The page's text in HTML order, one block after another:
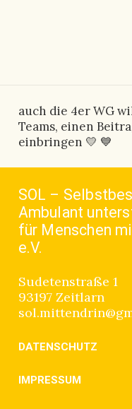
auch die 4er WG
Teams, einen
einbringen 💛 💙
SOL –
Ambulant
für Menschen
e.V.
Sudetenstraße 1
93197 Zeitlarn
DATENSCHUTZ
IMPRESSUM